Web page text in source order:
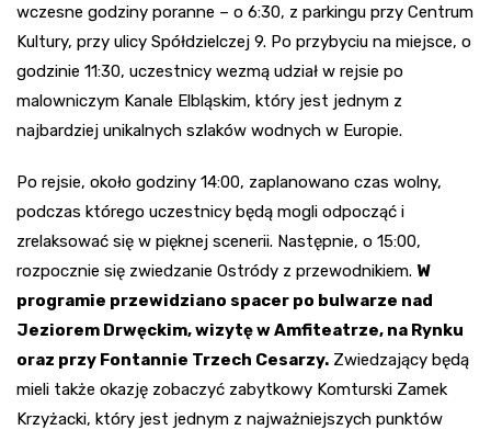
wczesne godziny poranne – o 6:30, z parkingu przy Centrum
Kultury, przy ulicy Spółdzielczej 9. Po przybyciu na miejsce, o
godzinie 11:30, uczestnicy wezmą udział w rejsie po
malowniczym Kanale Elbląskim, który jest jednym z
najbardziej unikalnych szlaków wodnych w Europie.
Po rejsie, około godziny 14:00, zaplanowano czas wolny,
podczas którego uczestnicy będą mogli odpocząć i
zrelaksować się w pięknej scenerii. Następnie, o 15:00,
rozpocznie się zwiedzanie Ostródy z przewodnikiem. W
programie przewidziano spacer po bulwarze nad
Jeziorem Drwęckim, wizytę w Amfiteatrze, na Rynku
oraz przy Fontannie Trzech Cesarzy. Zwiedzający będą
mieli także okazję zobaczyć zabytkowy Komturski Zamek
Krzyżacki, który jest jednym z najważniejszych punktów